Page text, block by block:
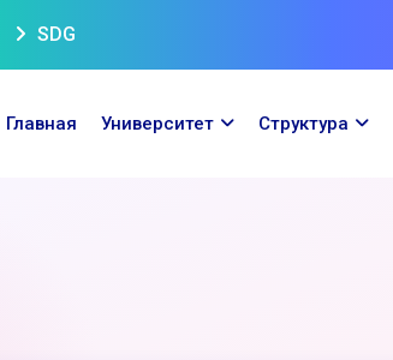
SDG
Главная Университет Структура